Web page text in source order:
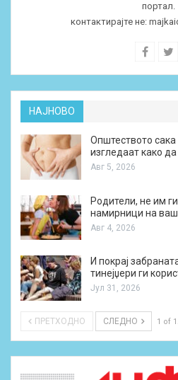
портал.
контактирајте не:
НАЈНОВО
Општеството сака
изгледаат како да
Авг 5, 2026
Родители, не им
намирници на
Авг 4, 2026
И покрај
тинејџери ги
Јул 31, 2026
ПРЕТХОДНО СЛЕДНО 1 of